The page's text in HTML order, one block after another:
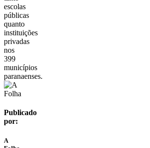
escolas
públicas
quanto
instituições
privadas
nos
399
municípios
paranaenses.
Publicado
por:
A